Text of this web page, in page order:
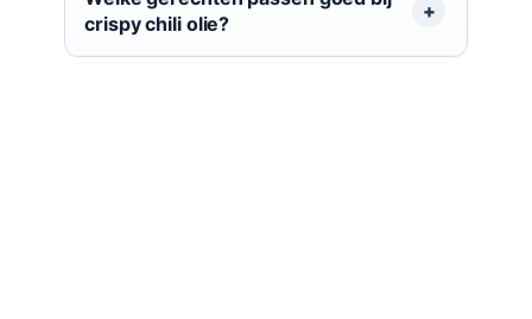
crispy chili olie?